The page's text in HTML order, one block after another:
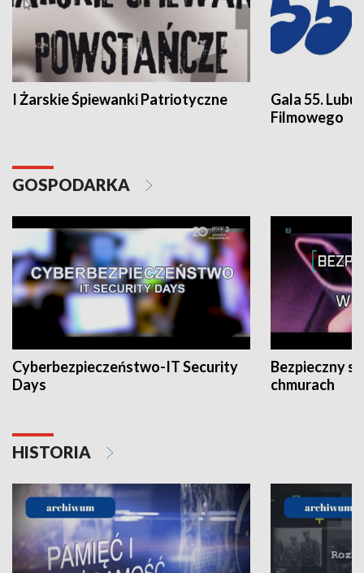
I Żarskie Śpiewanki Patriotyczne
Gala 55.
Filmowego
GOSPODARKA
Cyberbezpieczeństwo-IT Security
Days
Bezpieczny
chmurach
HISTORIA